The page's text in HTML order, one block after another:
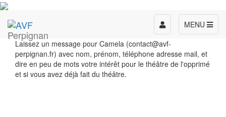
Perpignan
MENU
Toggle
navigation
Laissez un message pour Camela (contact@avf-
perpignan.fr) avec nom, prénom, téléphone adresse mail, et
dire en peu de mots votre intérêt pour le théâtre de l'opprimé
et si vous avez déjà fait du théâtre.